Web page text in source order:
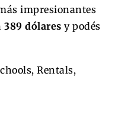
impresionantes
389 dólares y podés